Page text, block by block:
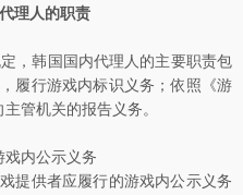
理人的职责
，韩国国内代理人的主要职责包
履行游戏内标识义务；依照《游
管机关的报告义务。
戏内公示义务
提供者应履行的游戏内公示义务